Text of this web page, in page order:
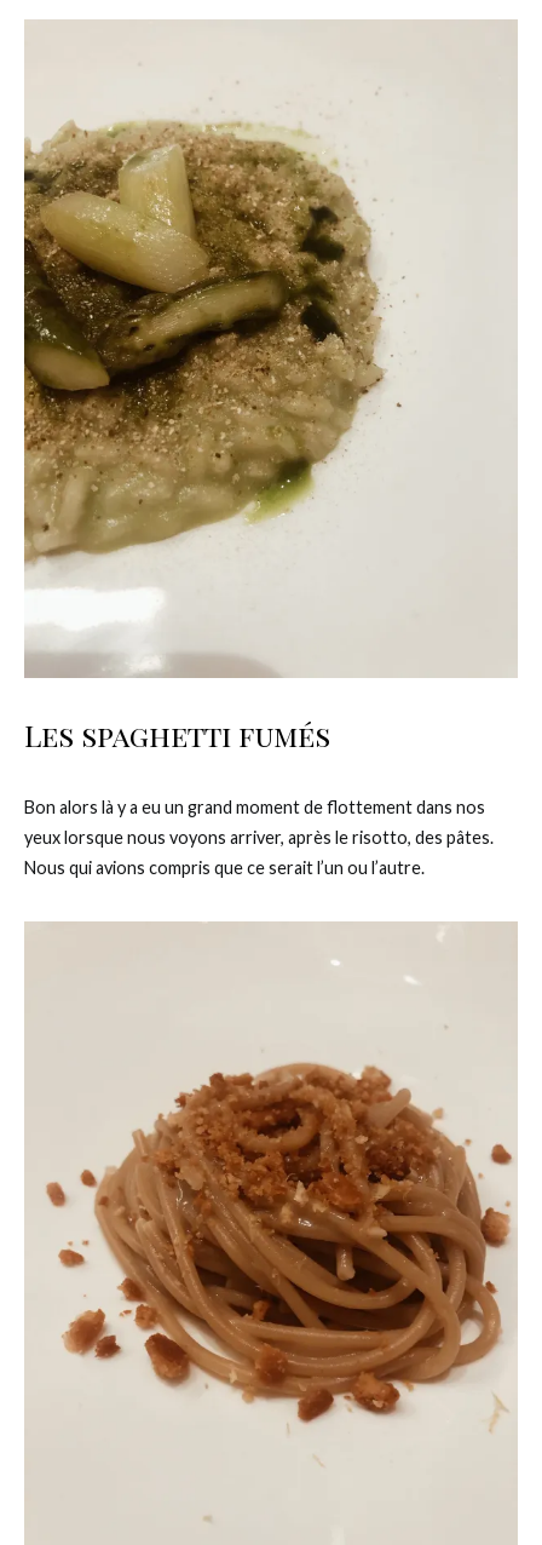
Les spaghetti fumés
Bon alors là y a eu un grand moment de flottement dans nos
yeux lorsque nous voyons arriver, après le risotto, des pâtes.
Nous qui avions compris que ce serait l’un ou l’autre.